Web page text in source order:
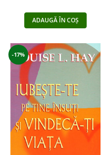
ADAUGĂ ÎN COȘ
-17%